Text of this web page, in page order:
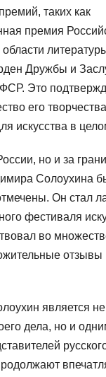
таких как
премия
Дружбы и
Это
его
искусства в
но и за
Солоухина
Он стал
фестиваля
во
отзывы
является не
дела, но и